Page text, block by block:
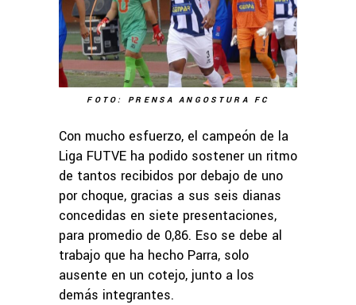
FOTO: PRENSA ANGOSTURA FC
Con mucho esfuerzo, el campeón de la
Liga FUTVE ha podido sostener un ritmo
de tantos recibidos por debajo de uno
por choque, gracias a sus seis dianas
concedidas en siete presentaciones,
para promedio de 0,86. Eso se debe al
trabajo que ha hecho Parra, solo
ausente en un cotejo, junto a los
demás integrantes.